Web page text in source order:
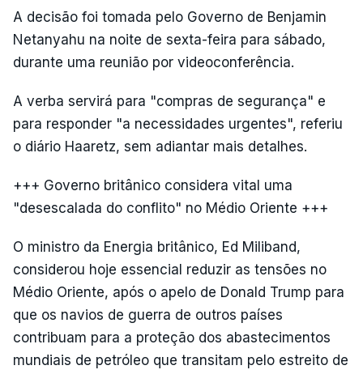
A decisão foi tomada pelo Governo de Benjamin
Netanyahu na noite de sexta-feira para sábado,
durante uma reunião por videoconferência.
A verba servirá para "compras de segurança" e
para responder "a necessidades urgentes", referiu
o diário Haaretz, sem adiantar mais detalhes.
+++ Governo britânico considera vital uma
"desescalada do conflito" no Médio Oriente +++
O ministro da Energia britânico, Ed Miliband,
considerou hoje essencial reduzir as tensões no
Médio Oriente, após o apelo de Donald Trump para
que os navios de guerra de outros países
contribuam para a proteção dos abastecimentos
mundiais de petróleo que transitam pelo estreito de